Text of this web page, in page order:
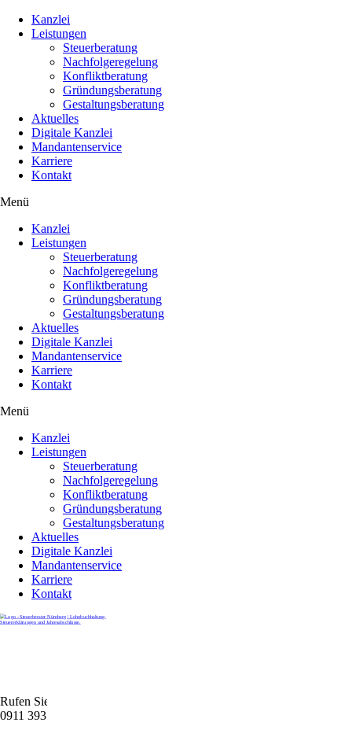
Kanzlei
Leistungen
Steuerberatung
Nachfolgeregelung
Konfliktberatung
Gründungsberatung
Gestaltungsberatung
Aktuelles
Digitale Kanzlei
Mandantenservice
Karriere
Kontakt
Menü
Kanzlei
Leistungen
Steuerberatung
Nachfolgeregelung
Konfliktberatung
Gründungsberatung
Gestaltungsberatung
Aktuelles
Digitale Kanzlei
Mandantenservice
Karriere
Kontakt
Menü
Kanzlei
Leistungen
Steuerberatung
Nachfolgeregelung
Konfliktberatung
Gründungsberatung
Gestaltungsberatung
Aktuelles
Digitale Kanzlei
Mandantenservice
Karriere
Kontakt
Rufen Sie uns gerne an
0911 39372790